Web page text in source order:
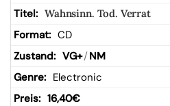
Wahnsinn. Tod. Verrat
CD
VG+/ NM
Electronic
16,40€